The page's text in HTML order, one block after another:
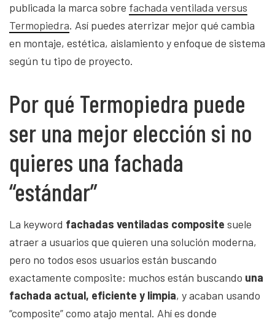
publicada la marca sobre fachada ventilada versus
Termopiedra. Así puedes aterrizar mejor qué cambia
en montaje, estética, aislamiento y enfoque de sistema
según tu tipo de proyecto.
Por qué Termopiedra puede
ser una mejor elección si no
quieres una fachada
“estándar”
La keyword fachadas ventiladas composite suele
atraer a usuarios que quieren una solución moderna,
pero no todos esos usuarios están buscando
exactamente composite: muchos están buscando una
fachada actual, eficiente y limpia, y acaban usando
“composite” como atajo mental. Ahí es donde